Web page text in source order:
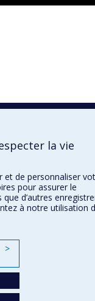
Montréal
la vie
et de personnaliser
pour assurer le
d’autres
à notre utilisation
>